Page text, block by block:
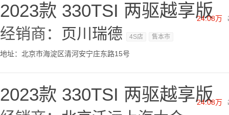
2023款 330TSI 两驱越享版
经销商： 页川瑞德 4S店 售本市
地址：北京市海淀区清河安宁庄东路15号
24.08万
2023款 330TSI 两驱越享版
24.08万